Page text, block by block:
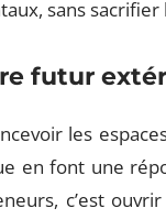
sans
futur
les
en font une
c’est